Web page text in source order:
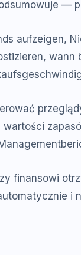
—
aufzeigen,
wann
wartości
finansowi
i